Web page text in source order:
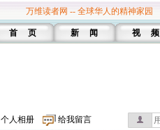
万维读者网 -- 全球华人的精神家园
首 页 新 闻 视 频
个人相册 给我留言